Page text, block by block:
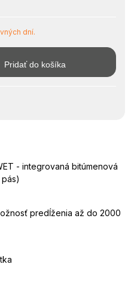
dní.
Pridať do košíka
- integrovaná bitúmenová
predĺženia až do 2000